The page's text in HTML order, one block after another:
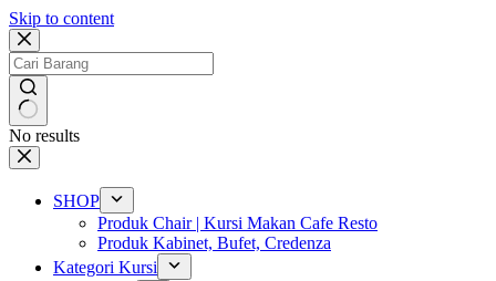
Skip to content
No results
SHOP
Produk Chair | Kursi Makan Cafe Resto
Produk Kabinet, Bufet, Credenza
Kategori Kursi